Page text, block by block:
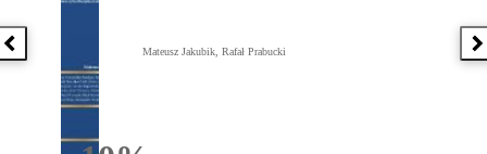
Poprzednia książka Mateusz Jakubik, Rafał Prabucki